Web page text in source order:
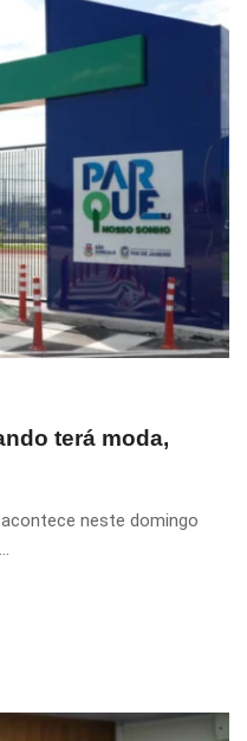
terá moda,
neste domingo